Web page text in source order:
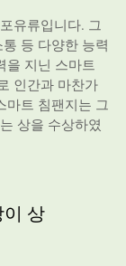
유류입니다. 그
등 다양한 능력
을 지닌 스마트
인간과 마찬가
마트 침팬지는 그
상을 수상하였
상